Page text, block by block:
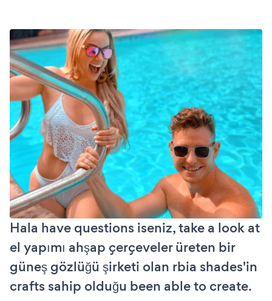
Hala have questions iseniz, take a look at
el yapımı ahşap çerçeveler üreten bir
güneş gözlüğü şirketi olan rbia shades'in
crafts sahip olduğu been able to create.